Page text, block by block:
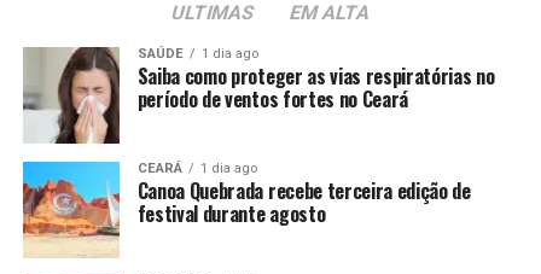
ULTIMAS EM ALTA
SAÚDE 1 dia ago
Saiba como proteger as vias respiratórias no
período de ventos fortes no Ceará
CEARÁ 1 dia ago
Canoa Quebrada recebe terceira edição de
festival durante agosto